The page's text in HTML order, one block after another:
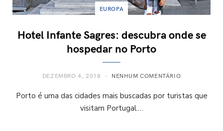
EUROPA
Hotel Infante Sagres: descubra onde se
hospedar no Porto
DEZEMBRO 4, 2018 NENHUM COMENTÁRIO
Porto é uma das cidades mais buscadas por turistas que
visitam Portugal.…